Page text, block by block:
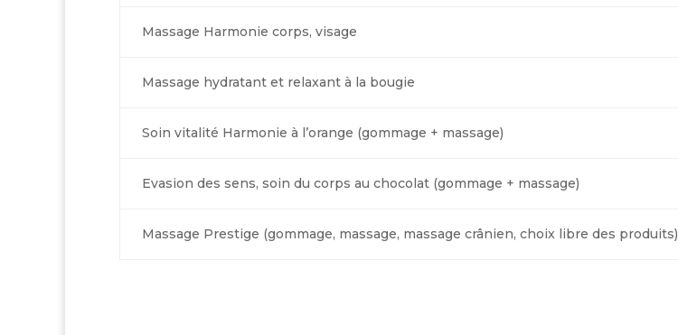
Massage Harmonie corps, visage
Massage hydratant et relaxant à la bougie
Soin vitalité Harmonie à l’orange (gommage + massage)
Evasion des sens, soin du corps au chocolat (gommage + massage)
Massage Prestige (gommage, massage, massage crânien, choix libre des produits)